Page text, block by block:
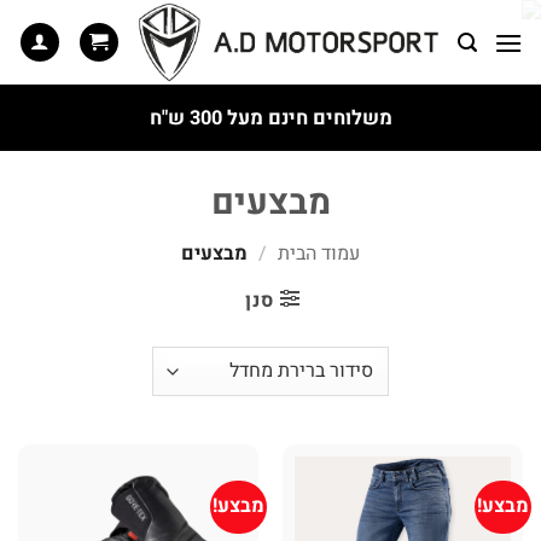
משלוחים חינם מעל 300 ש"ח
מבצעים
עמוד הבית / מבצעים
סנן
מבצע! מבצע!